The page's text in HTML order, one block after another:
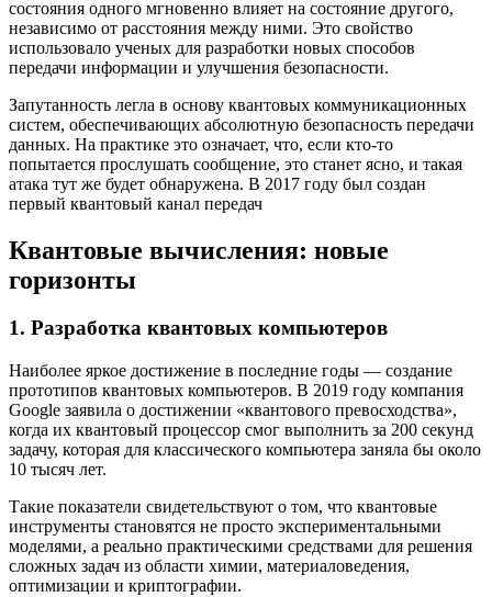
состояния одного мгновенно влияет на состояние другого,
независимо от расстояния между ними. Это свойство
использовало ученых для разработки новых способов
передачи информации и улучшения безопасности.
Запутанность легла в основу квантовых коммуникационных
систем, обеспечивающих абсолютную безопасность передачи
данных. На практике это означает, что, если кто-то
попытается прослушать сообщение, это станет ясно, и такая
атака тут же будет обнаружена. В 2017 году был создан
первый квантовый канал передач
Квантовые вычисления: новые
горизонты
1. Разработка квантовых компьютеров
Наиболее яркое достижение в последние годы — создание
прототипов квантовых компьютеров. В 2019 году компания
Google заявила о достижении «квантового превосходства»,
когда их квантовый процессор смог выполнить за 200 секунд
задачу, которая для классического компьютера заняла бы около
10 тысяч лет.
Такие показатели свидетельствуют о том, что квантовые
инструменты становятся не просто экспериментальными
моделями, а реально практическими средствами для решения
сложных задач из области химии, материаловедения,
оптимизации и криптографии.